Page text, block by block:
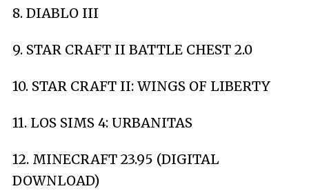
8. DIABLO III
9. STAR CRAFT II BATTLE CHEST 2.0
10. STAR CRAFT II: WINGS OF LIBERTY
11. LOS SIMS 4: URBANITAS
12. MINECRAFT 23.95 (DIGITAL
DOWNLOAD)